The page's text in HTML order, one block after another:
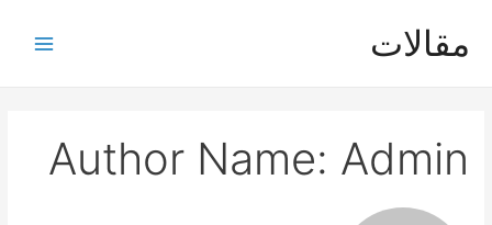
مقالات
Author Name: Admin